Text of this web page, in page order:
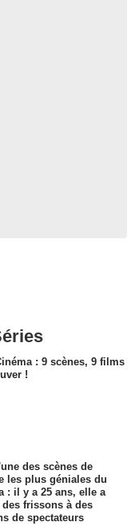
: 9 scènes, 9 films
!
des scènes de
les plus géniales du
: il y a 25 ans, elle a
frissons à des
de spectateurs